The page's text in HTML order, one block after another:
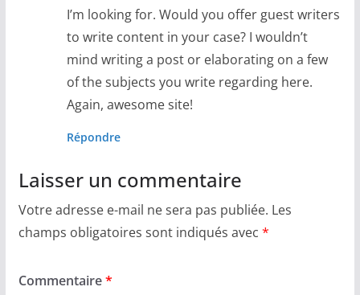
I’m looking for. Would you offer guest writers
to write content in your case? I wouldn’t
mind writing a post or elaborating on a few
of the subjects you write regarding here.
Again, awesome site!
Répondre
Laisser un commentaire
Votre adresse e-mail ne sera pas publiée. Les
champs obligatoires sont indiqués avec *
Commentaire*